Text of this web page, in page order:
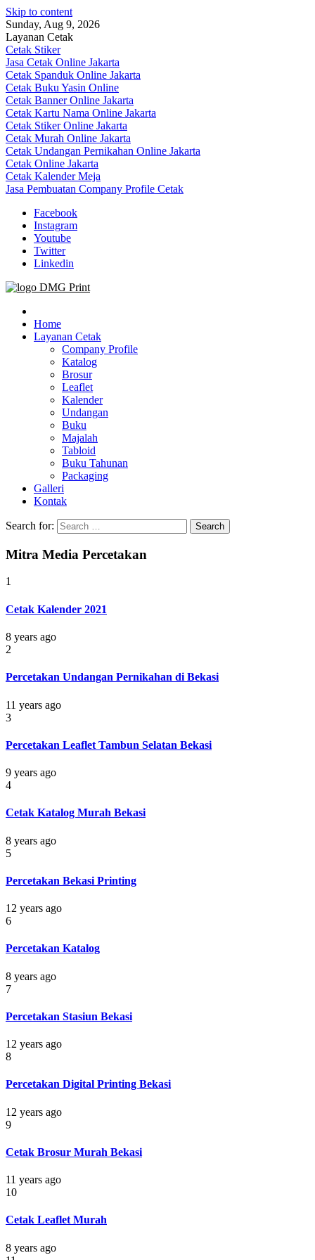
Skip to content
Sunday, Aug 9, 2026
Layanan Cetak
Cetak Stiker
Jasa Cetak Online Jakarta
Cetak Spanduk Online Jakarta
Cetak Buku Yasin Online
Cetak Banner Online Jakarta
Cetak Kartu Nama Online Jakarta
Cetak Stiker Online Jakarta
Cetak Murah Online Jakarta
Cetak Undangan Pernikahan Online Jakarta
Cetak Online Jakarta
Cetak Kalender Meja
Jasa Pembuatan Company Profile Cetak
Facebook
Instagram
Youtube
Twitter
Linkedin
Jasa Cetak Online DMG Printing
Home
Layanan Cetak
Company Profile
Katalog
Brosur
Leaflet
Kalender
Undangan
Buku
Majalah
Tabloid
Buku Tahunan
Packaging
Galleri
Kontak
Search for:
Mitra Media Percetakan
1
Cetak Kalender 2021
8 years ago
2
Percetakan Undangan Pernikahan di Bekasi
11 years ago
3
Percetakan Leaflet Tambun Selatan Bekasi
9 years ago
4
Cetak Katalog Murah Bekasi
8 years ago
5
Percetakan Bekasi Printing
12 years ago
6
Percetakan Katalog
8 years ago
7
Percetakan Stasiun Bekasi
12 years ago
8
Percetakan Digital Printing Bekasi
12 years ago
9
Cetak Brosur Murah Bekasi
11 years ago
10
Cetak Leaflet Murah
8 years ago